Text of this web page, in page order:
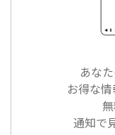
あな
お得な
通知で